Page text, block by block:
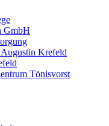
GmbH
Krefeld
Tönisvorst